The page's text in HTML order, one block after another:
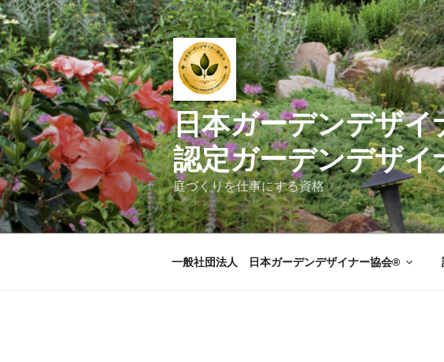
コ
ン
テ
ン
ツ
へ
ス
キ
ッ
プ
日本ガー
認定ガーデンデザイ
庭づくりを仕事にする資格
一般社団法人 日本ガーデンデザイナー協会®